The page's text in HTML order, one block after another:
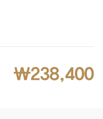
₩238,400